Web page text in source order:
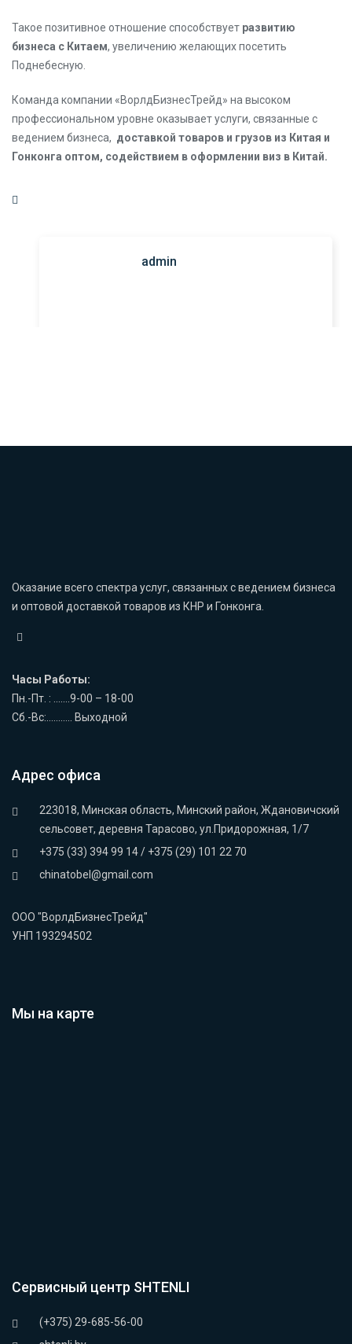
Такое позитивное отношение способствует развитию
бизнеса с Китаем, увеличению желающих посетить
Поднебесную.
Команда компании «ВорлдБизнесТрейд» на высоком
профессиональном уровне оказывает услуги, связанные с
ведением бизнеса, доставкой товаров и грузов из Китая и
Гонконга оптом, содействием в оформлении виз в Китай.
admin
Оказание всего спектра услуг, связанных с ведением бизнеса
и оптовой доставкой товаров из КНР и Гонконга.
Часы Работы:
Пн.-Пт. : …….9-00 – 18-00
Сб.-Вс:……….. Выходной
Адрес офиса
223018, Минская область, Минский район, Ждановичский
сельсовет, деревня Тарасово, ул.Придорожная, 1/7
+375 (33) 394 99 14 / +375 (29) 101 22 70
chinatobel@gmail.com
OOO "ВорлдБизнесТрейд"
УНП 193294502
Мы на карте
Сервисный центр SHTENLI
(+375) 29-685-56-00